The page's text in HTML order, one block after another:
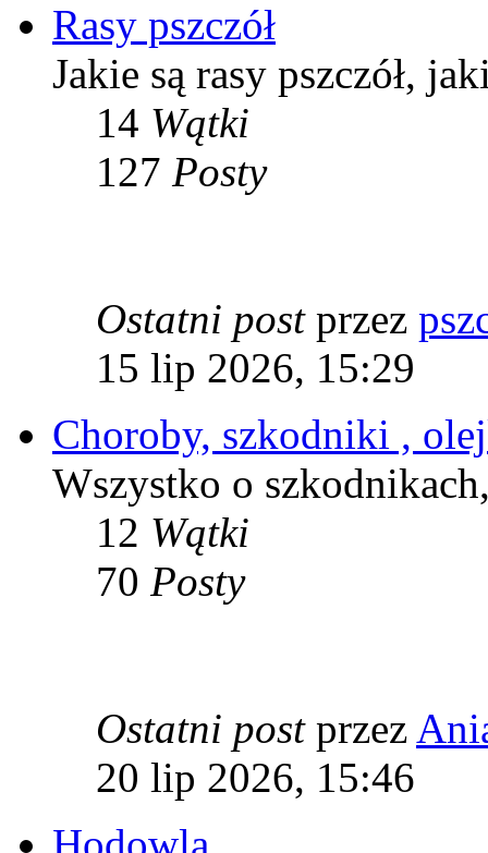
Rasy pszczół
Jakie są rasy pszczół,
14 Wątki
127 Posty
Ostatni postprzez
15 lip 2026, 15:29
Choroby, szkodniki ,
Wszystko o
12 Wątki
70 Posty
Ostatni postprzez
20 lip 2026, 15:46